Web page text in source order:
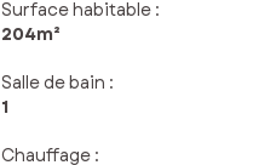
Surface habitable :
204m²
Salle de bain :
1
Chauffage :